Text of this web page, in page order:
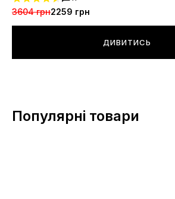
3604 грн2259 грн
ДИВИТИСЬ
Популярні товари